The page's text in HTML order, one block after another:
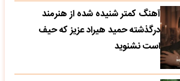
آهنگ کمتر شنیده شده از هنرمند
درگذشته حمید هیراد عزیز که حیف
است نشنوید